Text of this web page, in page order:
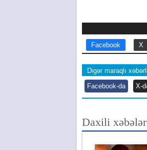
Facebook X
Digər maraqlı
Facebook-da
X-
Daxili xəbələr